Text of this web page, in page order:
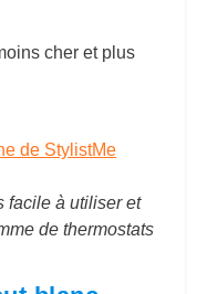
de StylistMe
facile à utiliser et
de thermostats